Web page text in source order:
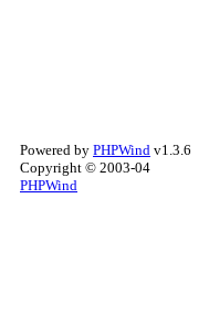
Powered by PHPWind v1.3.6
Copyright © 2003-04
PHPWind